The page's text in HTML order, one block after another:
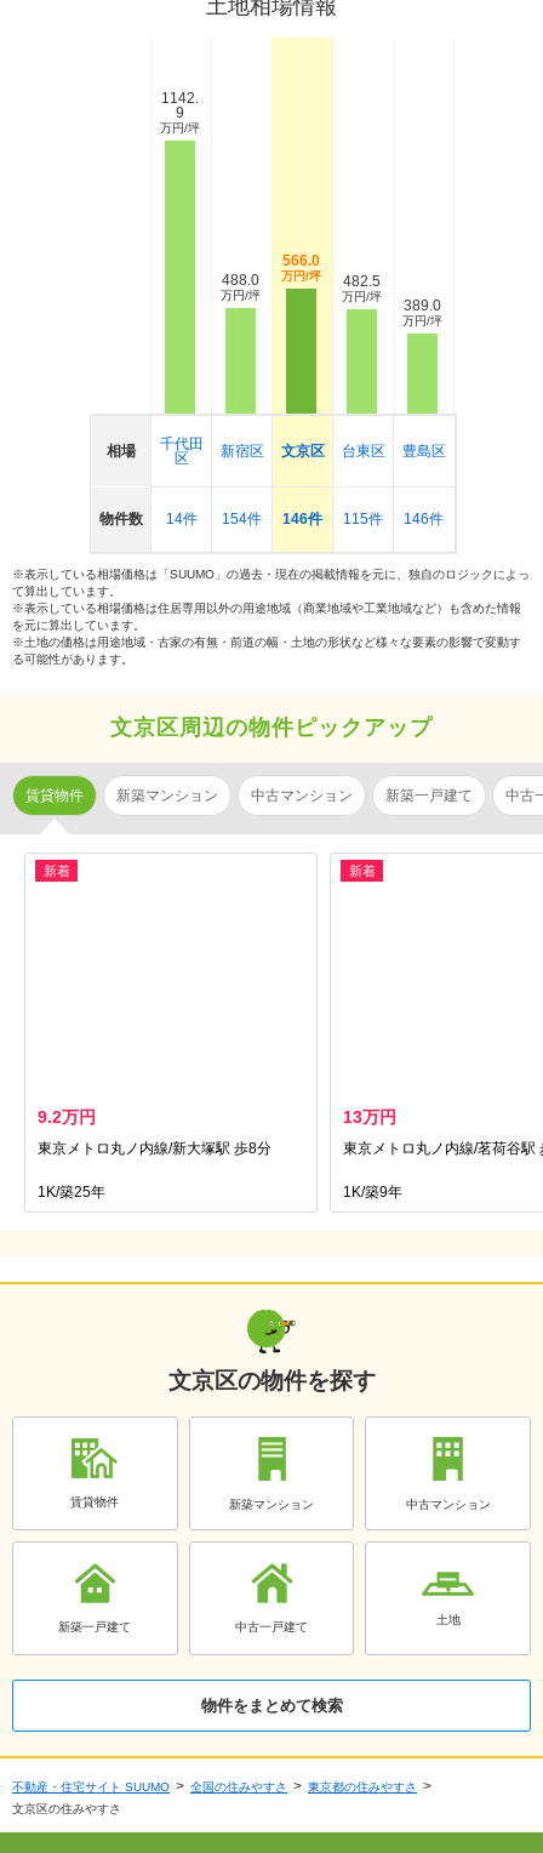
土地相場情報
相場
物件数
1142.
9
万円/坪
千代田
区
14件
488.0
万円/坪
新宿区
154件
566.0
万円/坪
文京区
146件
482.5
万円/坪
台東区
115件
389.0
万円/坪
豊島区
146件
※表示している相場価格は「SUUMO」の過去・現在の掲載情報を元に、独自のロジックによっ
て算出しています。
※表示している相場価格は住居専用以外の用途地域（商業地域や工業地域など）も含めた情報
を元に算出しています。
※土地の価格は用途地域・古家の有無・前道の幅・土地の形状など様々な要素の影響で変動す
る可能性があります。
文京区周辺の物件ピックアップ
賃貸物件 新築マンション 中古マンション 新築一戸建て 中古
新着
9.2万円
東京メトロ丸ノ内線/新大塚駅 歩8分
1K/築25年
新着
13万円
東京メトロ丸ノ内線/茗荷谷駅
1K/築9年
文京区の物件を探す
賃貸物件 新築マンション 中古マンション
新築一戸建て 中古一戸建て
土地
物件をまとめて検索
不動産・住宅サイト SUUMO 全国の住みやすさ
東京都の住みやすさ
文京区の住みやすさ